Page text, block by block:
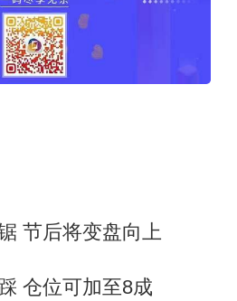
节后将变盘向上
仓位可加至8成